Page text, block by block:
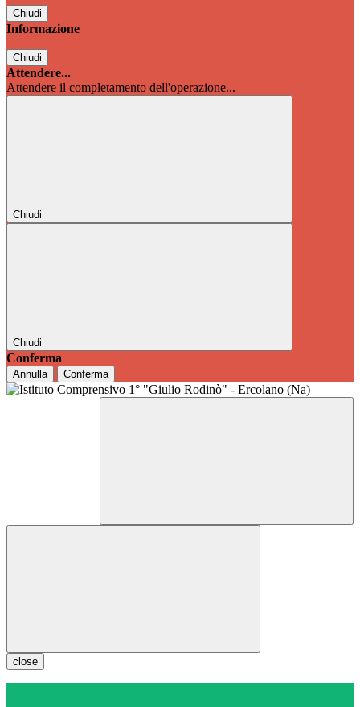
Chiudi
Informazione
Chiudi
Attendere...
Attendere il completamento dell'operazione...
Chiudi
Chiudi
Conferma
Annulla Conferma
close